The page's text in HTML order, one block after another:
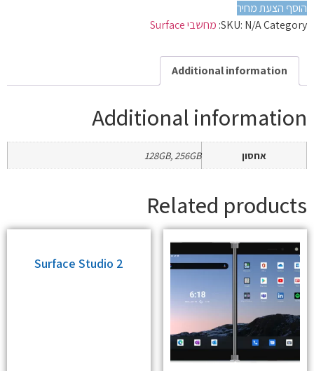
הוסף הצעת מחיר
SKU: N/ACategory: מחשבי Surface
Additional information
Additional information
אחסון 128GB, 256GB
Related products
Surface Studio 2